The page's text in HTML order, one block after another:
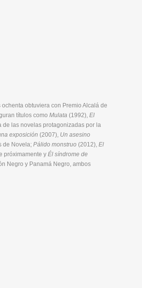
obtuviera con Premio Alcalá de
títulos como Mulata (1992), El
de las novelas protagonizadas por la
exposición (2007), Un asesino
de Novela; Pálido monstruo (2012), El
próximamente y Él síndrome de
Negro y Panamá Negro, ambos